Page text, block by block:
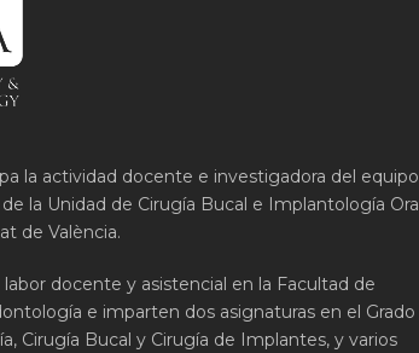
la actividad docente e investigadora del equipo
la Unidad de Cirugía Bucal e Implantología Oral
de València.
labor docente y asistencial en la Facultad de
e imparten dos asignaturas en el Grado
Cirugía Bucal y Cirugía de Implantes, y varios